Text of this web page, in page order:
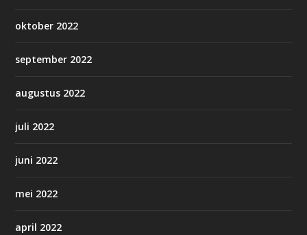
oktober 2022
september 2022
augustus 2022
juli 2022
juni 2022
mei 2022
april 2022